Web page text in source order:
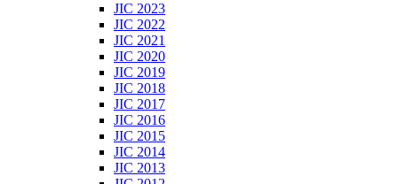
JIC 2023
JIC 2022
JIC 2021
JIC 2020
JIC 2019
JIC 2018
JIC 2017
JIC 2016
JIC 2015
JIC 2014
JIC 2013